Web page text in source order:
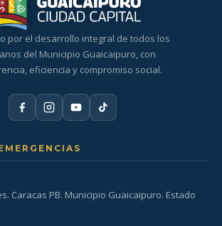
por el desarrollo integral de todos los
del Municipio Guaicaipuro, con
eficiencia y compromiso social.
Caracas PB. Municipio Guaicaipuro. Estado